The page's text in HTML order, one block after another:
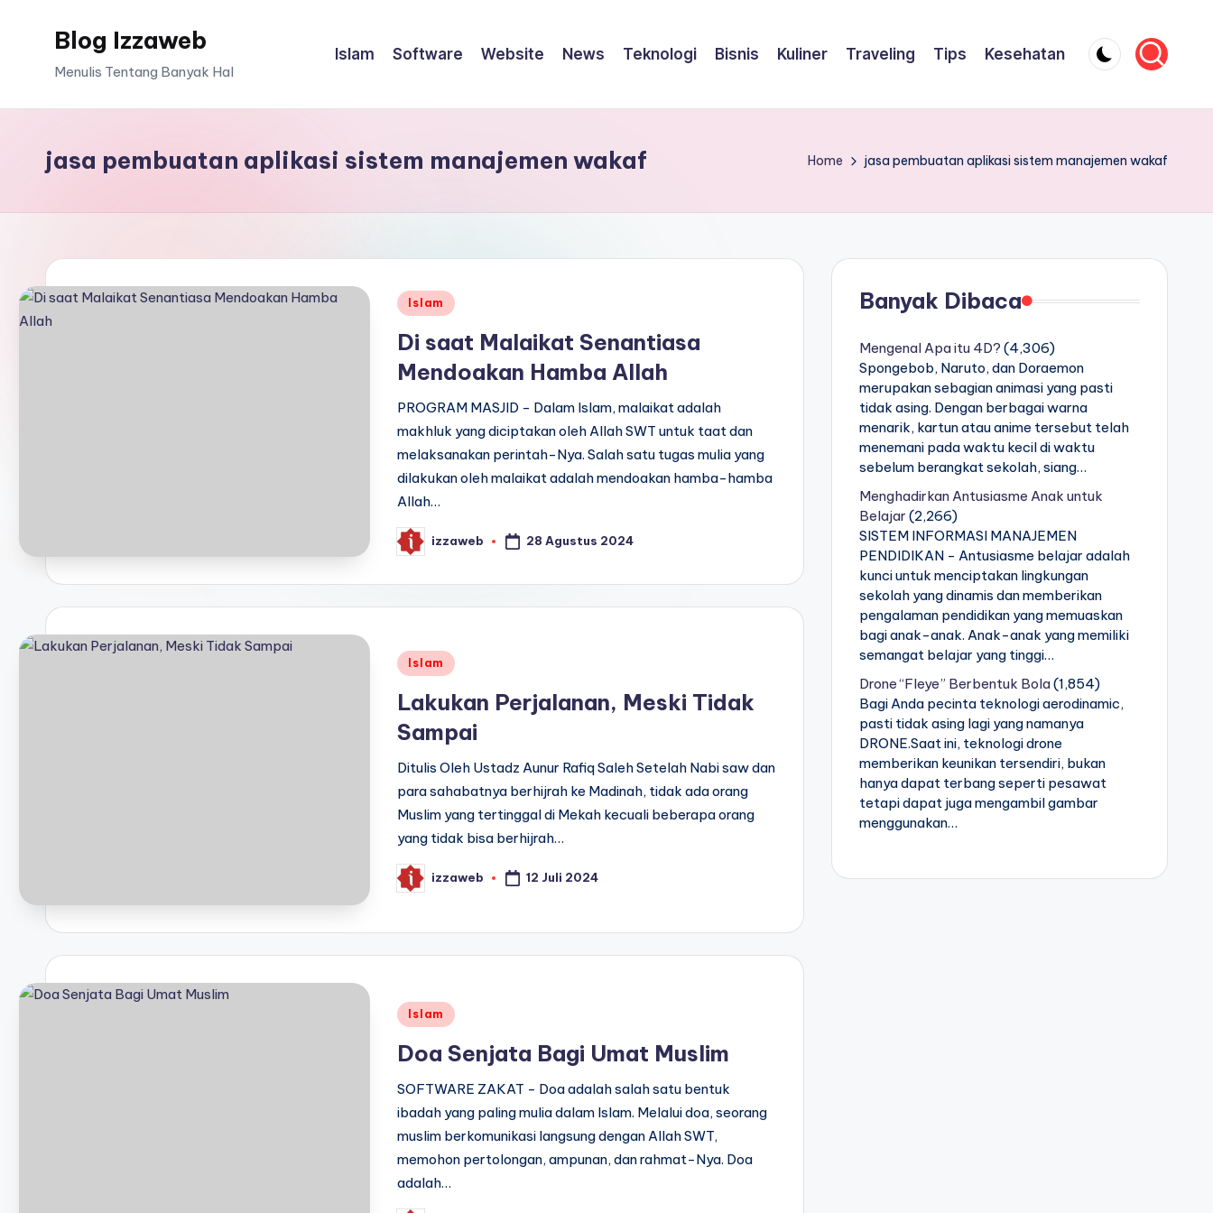
Blog Izzaweb
Menulis Tentang Banyak Hal
Islam Software Website News Teknologi Bisnis Kuliner Traveling Tips Kesehatan
jasa pembuatan aplikasi sistem manajemen wakaf Home jasa pembuatan aplikasi sistem manajemen wakaf
Posted
Islam
Di saat Malaikat Senantiasa
Mendoakan Hamba Allah
PROGRAM MASJID - Dalam Islam, malaikat adalah
makhluk yang diciptakan oleh Allah SWT untuk taat dan
melaksanakan perintah-Nya. Salah satu tugas mulia yang
dilakukan oleh malaikat adalah mendoakan hamba-hamba
Allah…
Posted
by
izzaweb 28 Agustus 2024
Posted
Islam
Lakukan Perjalanan, Meski Tidak
Sampai
Ditulis Oleh Ustadz Aunur Rafiq Saleh Setelah Nabi saw dan
para sahabatnya berhijrah ke Madinah, tidak ada orang
Muslim yang tertinggal di Mekah kecuali beberapa orang
yang tidak bisa berhijrah…
Posted
by
izzaweb 12 Juli 2024
Posted
Islam
Doa Senjata Bagi Umat Muslim
SOFTWARE ZAKAT - Doa adalah salah satu bentuk
ibadah yang paling mulia dalam Islam. Melalui doa, seorang
muslim berkomunikasi langsung dengan Allah SWT,
memohon pertolongan, ampunan, dan rahmat-Nya. Doa
adalah…
Banyak Dibaca
Mengenal Apa itu 4D? (4,306)
Spongebob, Naruto, dan Doraemon
merupakan sebagian animasi yang pasti
tidak asing. Dengan berbagai warna
menarik, kartun atau anime tersebut telah
menemani pada waktu kecil di waktu
sebelum berangkat sekolah, siang…
Menghadirkan Antusiasme Anak untuk
Belajar (2,266)
SISTEM INFORMASI MANAJEMEN
PENDIDIKAN - Antusiasme belajar adalah
kunci untuk menciptakan lingkungan
sekolah yang dinamis dan memberikan
pengalaman pendidikan yang memuaskan
bagi anak-anak. Anak-anak yang memiliki
semangat belajar yang tinggi…
Drone “Fleye” Berbentuk Bola(1,854)
Bagi Anda pecinta teknologi aerodinamic,
pasti tidak asing lagi yang namanya
DRONE.Saat ini, teknologi drone
memberikan keunikan tersendiri, bukan
hanya dapat terbang seperti pesawat
tetapi dapat juga mengambil gambar
menggunakan…